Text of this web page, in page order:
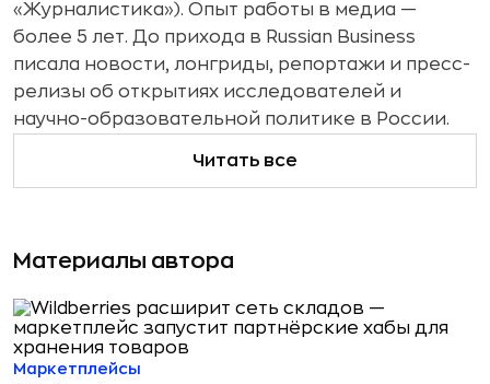
«Журналистика»). Опыт работы в медиа —
более 5 лет. До прихода в Russian Business
писала новости, лонгриды, репортажи и пресс-
релизы об открытиях исследователей и
научно-образовательной политике в России.
Читать все
Материалы автора
Маркетплейсы